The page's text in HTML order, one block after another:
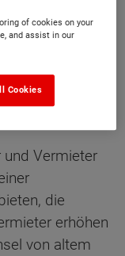
in eine
der
Vermieter
die
erhöhen
von altem
of cookies on your
and assist in our
Cookies